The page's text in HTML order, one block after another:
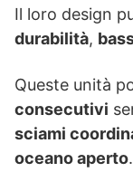
Il loro design
durabilità,
Queste unità
consecutivi
sciami
oceano aperto